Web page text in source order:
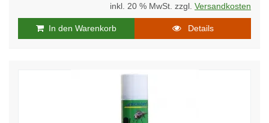
inkl. 20 % MwSt. zzgl. Versandkosten
In den Warenkorb Details